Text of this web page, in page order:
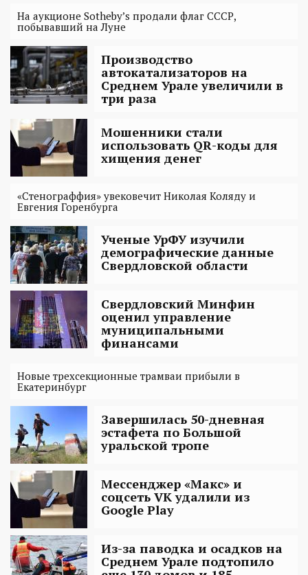
На аукционе Sotheby’s продали флаг СССР,
побывавший на Луне
Производство
автокатализаторов на
Среднем Урале увеличили в
три раза
Мошенники стали
использовать QR-коды для
хищения денег
«Стенограффия» увековечит Николая Коляду и
Евгения Горенбурга
Ученые УрФУ изучили
демографические данные
Свердловской области
Свердловский Минфин
оценил управление
муниципальными
финансами
Новые трехсекционные трамваи прибыли в
Екатеринбург
Завершилась 50-дневная
эстафета по Большой
уральской тропе
Мессенджер «Макс» и
соцсеть VK удалили из
Google Play
Из-за паводка и осадков на
Среднем Урале подтопило